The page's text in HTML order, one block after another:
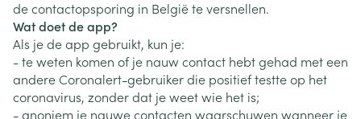
de contactopsporing in België te versnellen.
Wat doet de app?
Als je de app gebruikt, kun je:
- te weten komen of je nauw contact hebt gehad met een
andere Coronalert-gebruiker die positief testte op het
coronavirus, zonder dat je weet wie het is;
- anoniem je nauwe contacten waarschuwen wanneer je